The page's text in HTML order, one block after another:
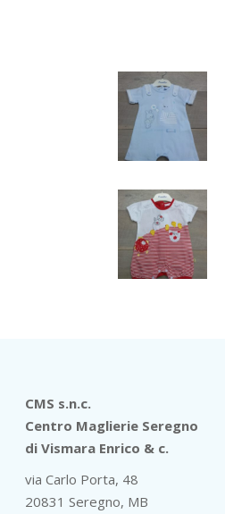
CMS s.n.c.
Centro Maglierie Seregno
di Vismara Enrico & c.
via Carlo Porta, 48
20831 Seregno, MB